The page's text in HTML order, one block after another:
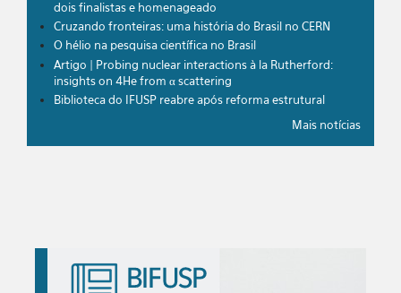
dois finalistas e homenageado
Cruzando fronteiras: uma história do Brasil no CERN
O hélio na pesquisa científica no Brasil
Artigo | Probing nuclear interactions à la Rutherford:
insights on 4He from α scattering
Biblioteca do IFUSP reabre após reforma estrutural
Mais notícias